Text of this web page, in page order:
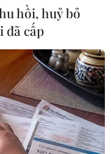
#Dầu mỏ
#Vụ nổ
hồi, huỷ bỏ
đã cấp